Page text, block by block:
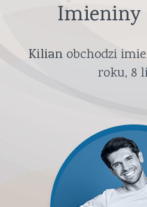
Imieniny
Kilianobchodzi
roku, 8